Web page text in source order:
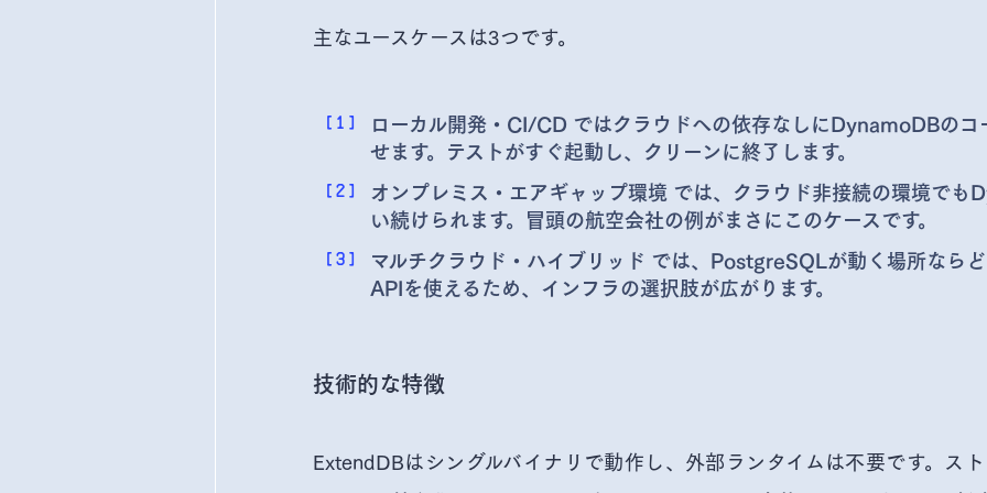
主なユースケースは3つです。
ローカル開発・CI/CD ではクラウドへの依存なしにDynamoDBのコ
せます。テストがすぐ起動し、クリーンに終了します。
オンプレミス・エアギャップ環境では、クラウド非接続の環境でも
い続けられます。冒頭の航空会社の例がまさにこのケースです。
マルチクラウド・ハイブリッド では、PostgreSQLが動く場所なら
APIを使えるため、インフラの選択肢が広がります。
技術的な特徴
ExtendDBはシングルバイナリで動作し、外部ランタイムは不要です。ス